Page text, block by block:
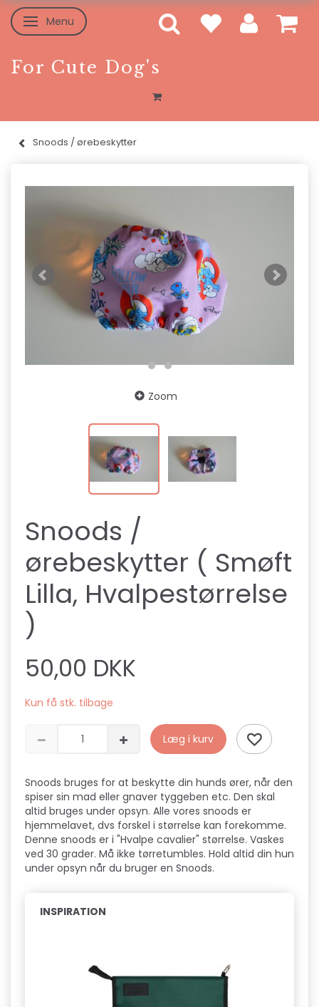
Skifte navigation
Menu
For Cute Dog's
Snoods / ørebeskytter
Zoom
Snoods /
ørebeskytter ( Smøft
Lilla, Hvalpestørrelse
)
50,00 DKK
Kun få stk. tilbage
Læg i kurv
Snoods bruges for at beskytte din hunds ører, når den
spiser sin mad eller gnaver tyggeben etc. Den skal
altid bruges under opsyn. Alle vores snoods er
hjemmelavet, dvs forskel i størrelse kan forekomme.
Denne snoods er i "Hvalpe cavalier" størrelse. Vaskes
ved 30 grader. Må ikke tørretumbles. Hold altid din hun
under opsyn når du bruger en Snoods.
INSPIRATION